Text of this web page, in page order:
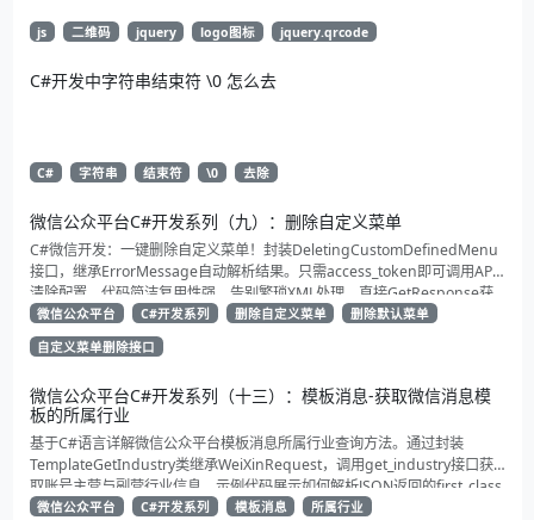
js 二维码 jquery logo图标 jquery.qrcode
C#开发中字符串结束符 \0 怎么去
C# 字符串 结束符 \0 去除
微信公众平台C#开发系列（九）：删除自定义菜单
C#微信开发：一键删除自定义菜单！封装DeletingCustomDefinedMenu
接口，继承ErrorMessage自动解析结果。只需access_token即可调用API
清除配置。代码简洁复用性强，告别繁琐XML处理，直接GetResponse获
取状态。适合动态管理公众号的开发者，建议收藏备用！
微信公众平台 C#开发系列 删除自定义菜单
删除默认菜单
自定义菜单删除接口
微信公众平台C#开发系列（十三）：模板消息-获取微信消息模
板的所属行业
基于C#语言详解微信公众平台模板消息所属行业查询方法。通过封装
TemplateGetIndustry类继承WeiXinRequest，调用get_industry接口获
取账号主营与副营行业信息。示例代码展示如何解析JSON返回的first_class
与second_class数据，为开发者提供合规通知场景开发支持
微信公众平台 C#开发系列 模板消息 所属行业